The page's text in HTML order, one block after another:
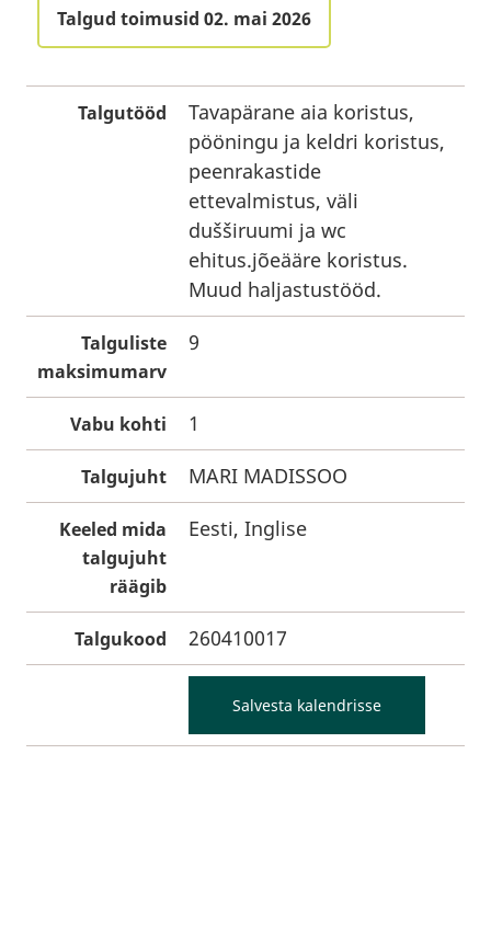
Talgud toimusid 02. mai 2026
Talgutööd
Tavapärane aia koristus,
pööningu ja keldri koristus,
peenrakastide
ettevalmistus, väli
dušširuumi ja wc
ehitus.jõeääre koristus.
Muud haljastustööd.
Talguliste
maksimumarv
9
Vabu kohti 1
Talgujuht MARI MADISSOO
Keeled mida
talgujuht
räägib
Eesti, Inglise
Talgukood 260410017
Salvesta kalendrisse